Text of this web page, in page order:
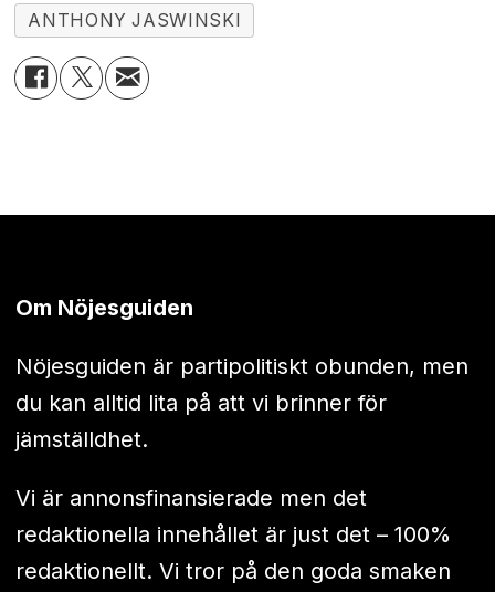
ANTHONY JASWINSKI
Om Nöjesguiden
Nöjesguiden är partipolitiskt obunden, men
du kan alltid lita på att vi brinner för
jämställdhet.
Vi är annonsfinansierade men det
redaktionella innehållet är just det – 100%
redaktionellt. Vi tror på den goda smaken